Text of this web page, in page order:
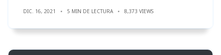
DIC. 16, 2021 5 MIN DE LECTURA 8,373 VIEWS